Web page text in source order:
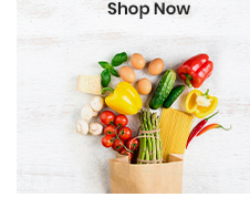
Paprika. pipari
Salāti
Sēnes
Sīpoli. puravi. ķiploki
Tīrīti dārzeņi (STARP
Tīrīti dārzeņi 21%